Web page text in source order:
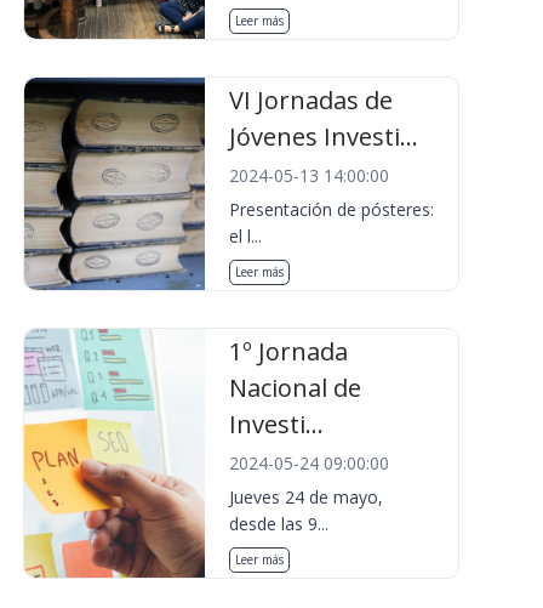
Leer más
VI Jornadas de
Jóvenes Investi...
2024-05-13 14:00:00
Presentación de pósteres:
el l...
Leer más
1º Jornada
Nacional de
Investi...
2024-05-24 09:00:00
Jueves 24 de mayo,
desde las 9...
Leer más